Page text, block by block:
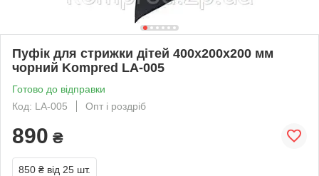
Пуфік для стрижки дітей 400х200х200 мм
чорний Kompred LA-005
Готово до відправки
Код: LA-005
Опт і роздріб
890 ₴
850 ₴ від 25 шт.